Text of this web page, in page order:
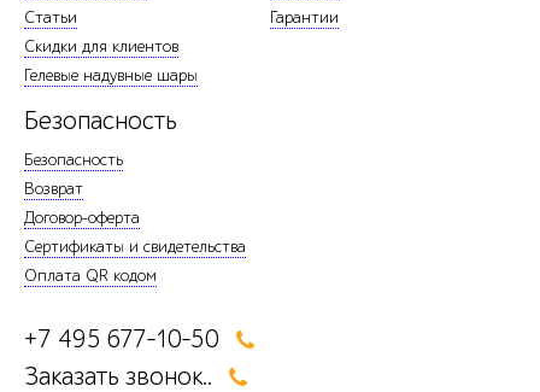
Статьи
Скидки для клиентов
Гелевые надувные шары
Гарантии
Безопасность
Безопасность
Возврат
Договор-оферта
Сертификаты и свидетельства
Оплата QR кодом
+7 495 677-10-50
Заказать звонок..